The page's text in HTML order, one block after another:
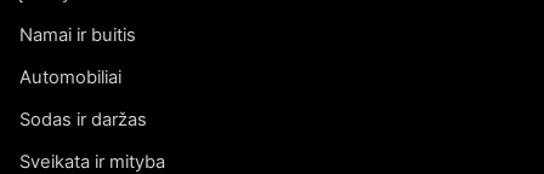
Namai ir buitis
Automobiliai
Sodas ir daržas
Sveikata ir mityba